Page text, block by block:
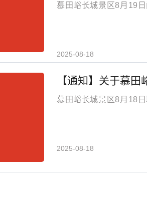
慕田峪长城景区8月19日
2025-08-18
【通知】关于慕
慕田峪长城景区8月18
2025-08-18